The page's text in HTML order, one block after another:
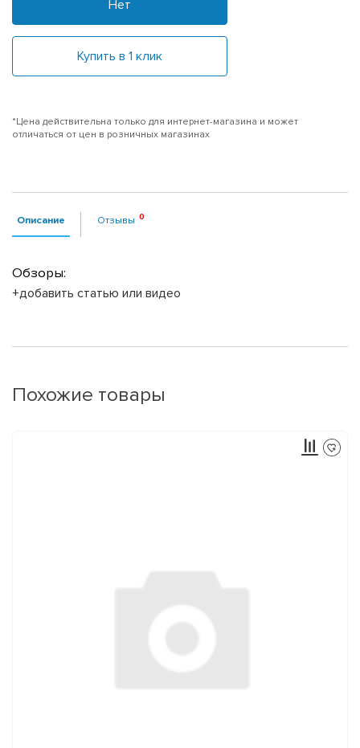
Нет
Купить в 1 клик
*Цена действительна только для интернет-магазина и может
отличаться от цен в розничных магазинах
Описание Отзывы
Обзоры:
+добавить статью или видео
Похожие товары